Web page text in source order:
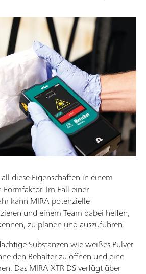
diese Eigenschaften in einem
Im Fall einer
kann MIRA potenzielle
und einem Team dabei helfen,
zu planen und auszuführen.
Substanzen wie weißes Pulver
den Behälter zu öffnen und eine
Das MIRA XTR DS verfügt über